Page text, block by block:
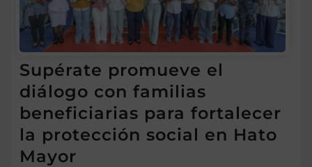
Supérate promueve el
diálogo con familias
beneficiarias para fortalecer
la protección social en Hato
Mayor